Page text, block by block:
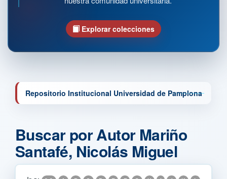
Explorar colecciones
Repositorio Institucional Universidad de Pamplona
Buscar por Autor Mariño
Santafé, Nicolás Miguel